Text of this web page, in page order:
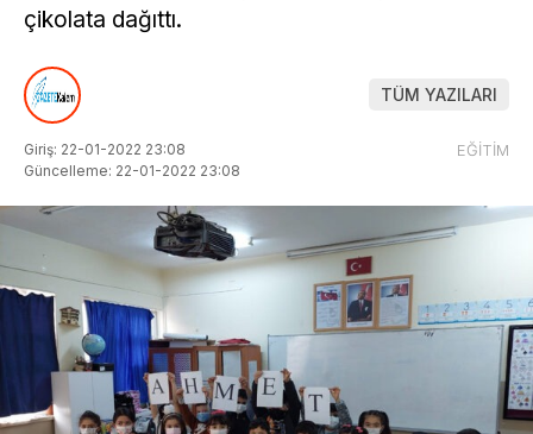
çikolata dağıttı.
TÜM YAZILARI
Giriş: 22-01-2022 23:08
Güncelleme: 22-01-2022 23:08
EĞİTİM